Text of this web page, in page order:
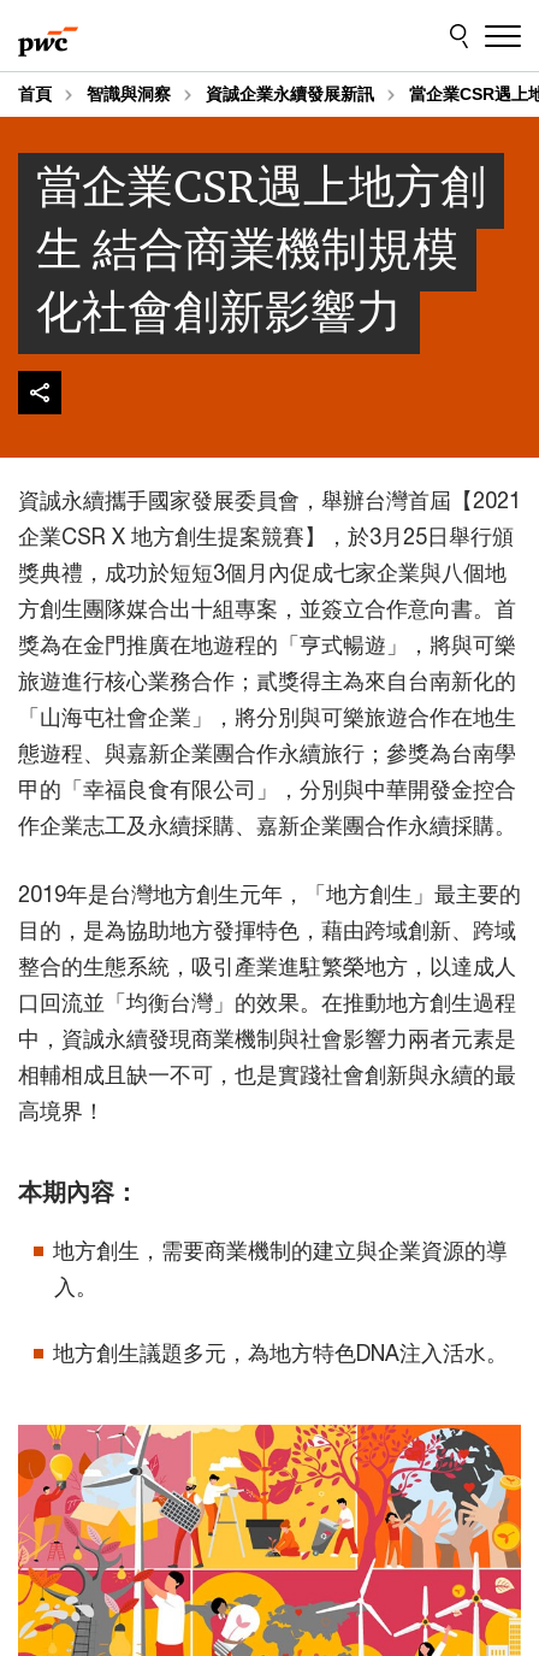
to
content
to
footer
首頁 智識與洞察 資誠企業永續發展新訊 當企業CSR遇上
當企業CSR遇上地方創
生 結合商業機制規模
化社會創新影響力
資誠永續攜手國家發展委員會，舉辦台灣首屆【2021
企業CSR X 地方創生提案競賽】，於3月25日舉行頒
獎典禮，成功於短短3個月內促成七家企業與八個地
方創生團隊媒合出十組專案，並簽立合作意向書。首
獎為在金門推廣在地遊程的「亨式暢遊」，將與可樂
旅遊進行核心業務合作；貳獎得主為來自台南新化的
「山海屯社會企業」，將分別與可樂旅遊合作在地生
態遊程、與嘉新企業團合作永續旅行；參獎為台南學
甲的「幸福良食有限公司」，分別與中華開發金控合
作企業志工及永續採購、嘉新企業團合作永續採購。
2019年是台灣地方創生元年，「地方創生」最主要的
目的，是為協助地方發揮特色，藉由跨域創新、跨域
整合的生態系統，吸引產業進駐繁榮地方，以達成人
口回流並「均衡台灣」的效果。在推動地方創生過程
中，資誠永續發現商業機制與社會影響力兩者元素是
相輔相成且缺一不可，也是實踐社會創新與永續的最
高境界！
本期內容：
地方創生，需要商業機制的建立與企業資源的導
入。
地方創生議題多元，為地方特色DNA注入活水。